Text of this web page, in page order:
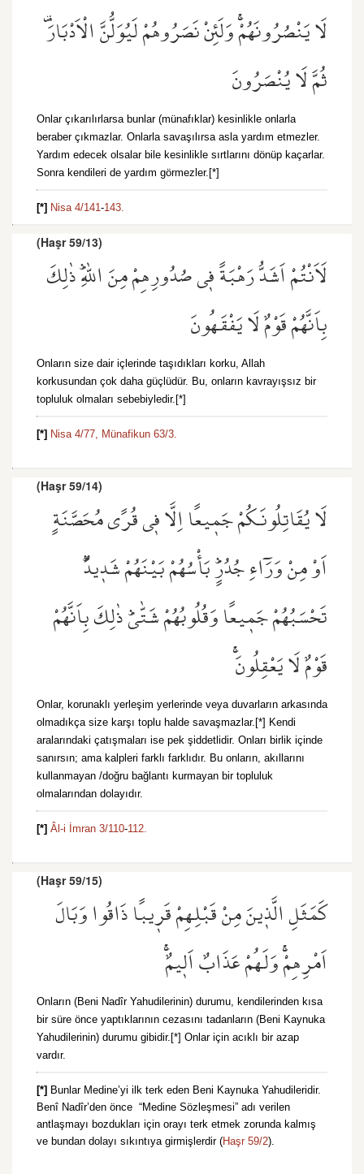
لَا يَنْصُرُونَهُمْۚ وَلَئِنْ نَصَرُوهُمْ لَيُوَلُّنَّ الْاَدْبَارَ۠
ثُمَّ لَا يُنْصَرُونَ
Onlar çıkarılırlarsa bunlar (münafıklar) kesinlikle onlarla
beraber çıkmazlar. Onlarla savaşılırsa asla yardım etmezler.
Yardım edecek olsalar bile kesinlikle sırtlarını dönüp kaçarlar.
Sonra kendileri de yardım görmezler.[*]
[*] Nisa 4/141-143.
(Haşr 59/13)
لَاَنْتُمْ اَشَدُّ رَهْبَةً ف۪ي صُدُورِهِمْ مِنَ اللّٰهِۜ ذٰلِكَ
بِاَنَّهُمْ قَوْمٌ لَا يَفْقَهُونَ
Onların size dair içlerinde taşıdıkları korku, Allah
korkusundan çok daha güçlüdür. Bu, onların kavrayışsız bir
topluluk olmaları sebebiyledir.[*]
[*] Nisa 4/77, Münafikun 63/3.
(Haşr 59/14)
لَا يُقَاتِلُونَكُمْ جَم۪يعًا اِلَّا ف۪ي قُرًى مُحَصَّنَةٍ
اَوْ مِنْ وَرَٓاءِ جُدُرٍۜ بَأْسُهُمْ بَيْنَهُمْ شَد۪يدٌۜ
تَحْسَبُهُمْ جَم۪يعًا وَقُلُوبُهُمْ شَتّٰىۜ ذٰلِكَ بِاَنَّهُمْ
قَوْمٌ لَا يَعْقِلُونَۚ
Onlar, korunaklı yerleşim yerlerinde veya duvarların arkasında
olmadıkça size karşı toplu halde savaşmazlar.[*] Kendi
aralarındaki çatışmaları ise pek şiddetlidir. Onları birlik içinde
sanırsın; ama kalpleri farklı farklıdır. Bu onların, akıllarını
kullanmayan /doğru bağlantı kurmayan bir topluluk
olmalarından dolayıdır.
[*] Âl-i İmran 3/110-112.
(Haşr 59/15)
كَمَثَلِ الَّذ۪ينَ مِنْ قَبْلِهِمْ قَر۪يبًا ذَاقُوا وَبَالَ
اَمْرِهِمْۚ وَلَهُمْ عَذَابٌ اَل۪يمٌۚ
Onların (Beni Nadîr Yahudilerinin) durumu, kendilerinden kısa
bir süre önce yaptıklarının cezasını tadanların (Beni Kaynuka
Yahudilerinin) durumu gibidir.[*] Onlar için acıklı bir azap
vardır.
[*] Bunlar Medine’yi ilk terk eden Beni Kaynuka Yahudileridir.
Benî Nadîr’den önce “Medine Sözleşmesi” adı verilen
antlaşmayı bozdukları için orayı terk etmek zorunda kalmış
ve bundan dolayı sıkıntıya girmişlerdir (Haşr 59/2).